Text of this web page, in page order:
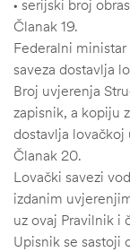
• serijski broj
Članak 19.
Federalni
saveza dostavlja
Broj uvjerenja
zapisnik, a kopiju
dostavlja lovačkoj
Članak 20.
Lovački savezi
izdanim
uz ovaj Pravilnik i
Upisnik se sastoji